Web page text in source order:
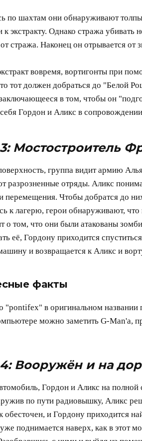
по шахтам они обнаруживают
к экстракту. Однако стража убивать
стража. Наконец он отрывается от
вовремя, вортигонты при
тот должен добраться до "Белой
в том, чтобы он
Гордон и Аликс в
3: Мостостроитель
группа видит армию
разрозненные отряды. Аликc
перемещения. Чтобы добратся до
к лагерю, герои обнаруживают,
о том, что они были атакованы
её, Гордону приходится
и возвращается к Аликс и
факты​
"pontifex" в оригинальном названии
можно заметить G-Man'а,
4: Вооружён и на
Гордон и Аликс на полной
по пути радиовышку, Аликс
обесточен, и Гордону приходится
поднимается наверх, как в этот